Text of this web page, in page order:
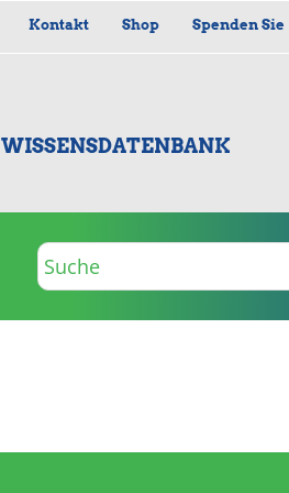
Kontakt Shop Spenden Sie
WISSENSDATENBANK
Suchanfrage